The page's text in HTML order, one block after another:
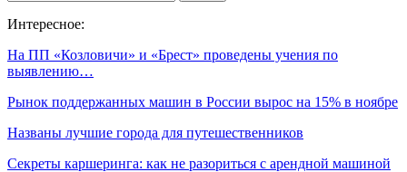
Интересное:
На ПП «Козловичи» и «Брест» проведены учения по
выявлению…
Рынок поддержанных машин в России вырос на 15% в ноябре
Названы лучшие города для путешественников
Секреты каршеринга: как не разориться с арендной машиной